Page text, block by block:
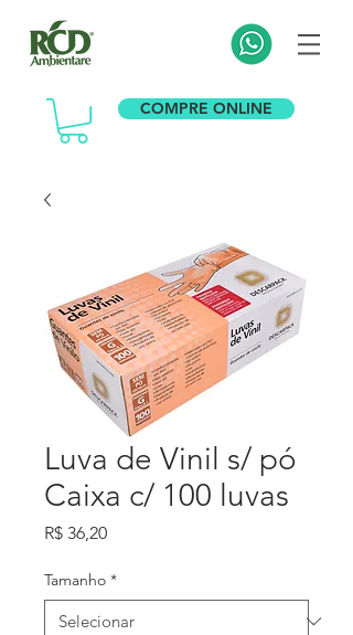
COMPRE ONLINE
Luva de Vinil s/ pó
Caixa c/ 100 luvas
R$ 36,20Preço
Tamanho *